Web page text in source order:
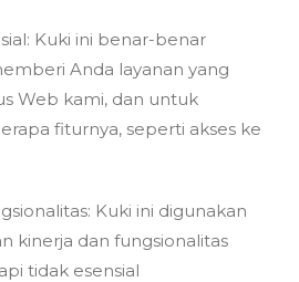
Kuki ini benar-benar
Anda layanan yang
Web kami, dan untuk
fiturnya, seperti akses ke
Kuki ini digunakan
kinerja dan fungsionalitas
tidak esensial